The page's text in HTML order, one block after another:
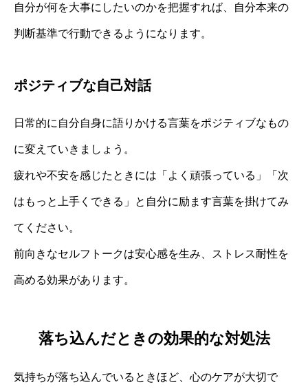
自分が何を大事にしたいのかを把握すれば、自分本来の
判断基準で行動できるようになります。
ポジティブな自己対話
日常的に自分自身に語りかける言葉をポジティブなもの
に変えていきましょう。
疲れや不安を感じたときには「よく頑張っている」「次
はもっと上手くできる」と自分に励ます言葉を掛けてみ
てください。
前向きなセルフトークは安心感を生み、ストレス耐性を
高める効果があります。
落ち込んだときの効果的な対処法
気持ちが落ち込んでいるときほど、心のケアが大切で